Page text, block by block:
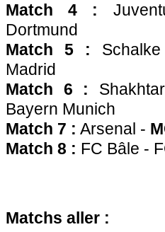
Match 4 :
Dortmund
Match 5 :
Madrid
Match 6 :
Bayern Munich
Match 7 : Arsenal -
Match 8 : FC Bâle -
Matchs aller :